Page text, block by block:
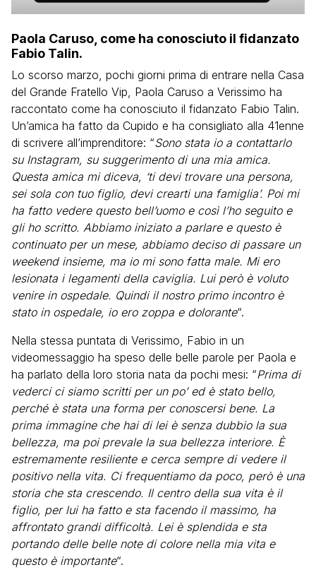
Paola Caruso, come ha conosciuto il fidanzato
Fabio Talin.
Lo scorso marzo, pochi giorni prima di entrare nella Casa
del Grande Fratello Vip, Paola Caruso a Verissimo ha
raccontato come ha conosciuto il fidanzato Fabio Talin.
Un’amica ha fatto da Cupido e ha consigliato alla 41enne
di scrivere all’imprenditore: “Sono stata io a contattarlo
su Instagram, su suggerimento di una mia amica.
Questa amica mi diceva, ‘ti devi trovare una persona,
sei sola con tuo figlio, devi crearti una famiglia’. Poi mi
ha fatto vedere questo bell’uomo e così l’ho seguito e
gli ho scritto. Abbiamo iniziato a parlare e questo è
continuato per un mese, abbiamo deciso di passare un
weekend insieme, ma io mi sono fatta male. Mi ero
lesionata i legamenti della caviglia. Lui però è voluto
venire in ospedale. Quindi il nostro primo incontro è
stato in ospedale, io ero zoppa e dolorante“.
Nella stessa puntata di Verissimo, Fabio in un
videomessaggio ha speso delle belle parole per Paola e
ha parlato della loro storia nata da pochi mesi: “Prima di
vederci ci siamo scritti per un po’ ed è stato bello,
perché è stata una forma per conoscersi bene. La
prima immagine che hai di lei è senza dubbio la sua
bellezza, ma poi prevale la sua bellezza interiore. È
estremamente resiliente e cerca sempre di vedere il
positivo nella vita. Ci frequentiamo da poco, però è una
storia che sta crescendo. Il centro della sua vita è il
figlio, per lui ha fatto e sta facendo il massimo, ha
affrontato grandi difficoltà. Lei è splendida e sta
portando delle belle note di colore nella mia vita e
questo è importante“.